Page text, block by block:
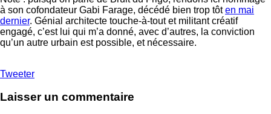
à son cofondateur Gabi Farage, décédé bien trop tôten mai
dernier. Génial architecte touche-à-tout et militant créatif
engagé, c’est lui qui m’a donné, avec d’autres, la conviction
qu’un autre urbain est possible, et nécessaire.
Tweeter
Laisser un commentaire